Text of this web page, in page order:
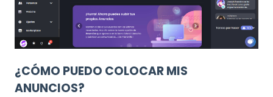
¿CÓMO PUEDO COLOCAR MIS
ANUNCIOS?